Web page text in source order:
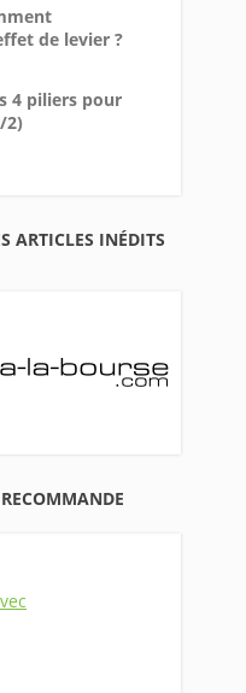
de levier ?
4 piliers pour
2)
ARTICLES INÉDITS